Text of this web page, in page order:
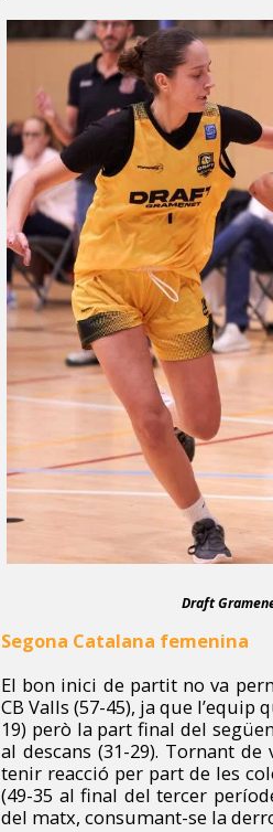
Draft
Segona Catalana femenina
El bon inici de partit no va
CB Valls (57-45), ja que
19) però la part final del
al descans (31-29). Tornant
tenir reacció per part de les
(49-35 al final del tercer
del matx, consumant-se la